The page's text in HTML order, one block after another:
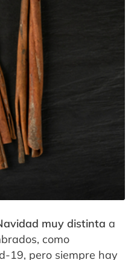
muy distinta a
como
19, pero siempre hay